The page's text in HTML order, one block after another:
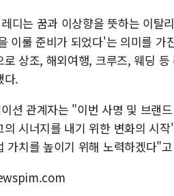
디는 꿈과 이상향을 뜻하는 이
이룰 준비가 되었다'는 의미를 가
로 상조, 해외여행, 크루즈, 웨딩
다.
션 관계자는 "이번 사명 및 브랜
의 시너지를 내기 위한 변화의 시
가치를 높이기 위해 노력하겠다"